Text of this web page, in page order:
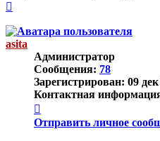
началу
asita
Администратор
Сообщения: 78
Зарегистрирован: 09
Контактная
информация
пользователя
Отправить личное